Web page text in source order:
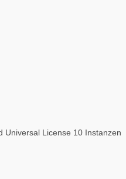
Universal License 10 Instanzen